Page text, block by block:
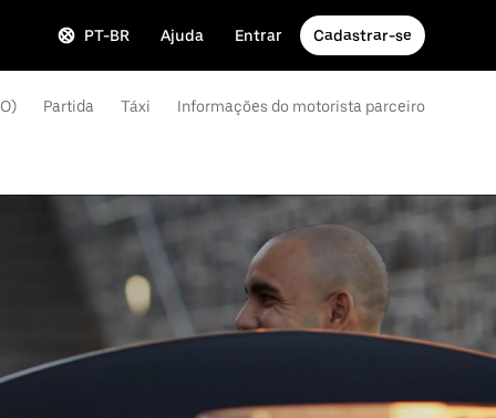
PT-BR Ajuda Entrar Cadastrar-se
Partida Táxi Informações do motorista parceiro